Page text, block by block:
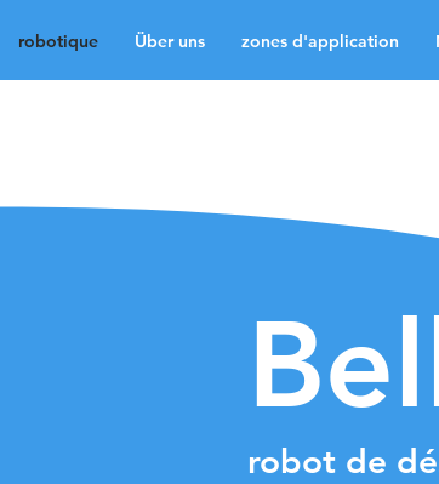
robotique Über uns zones d'application
robot de